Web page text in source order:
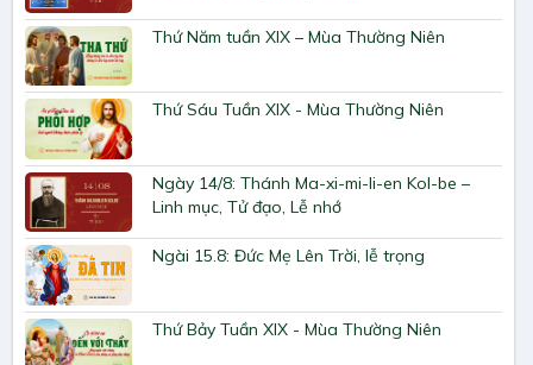
Thứ Năm tuần XIX – Mùa Thường Niên
Thứ Sáu Tuần XIX - Mùa Thường Niên
Ngày 14/8: Thánh Ma-xi-mi-li-en Kol-be –
Linh mục, Tử đạo, Lễ nhớ
Ngài 15.8: Đức Mẹ Lên Trời, lễ trọng
Thứ Bảy Tuần XIX - Mùa Thường Niên